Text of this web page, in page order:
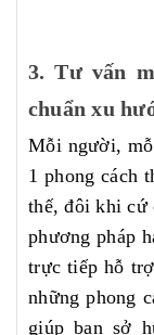
3. Tư vấn
chuẩn xu
Mỗi người,
1 phong cách
thế, đôi khi cứ
phương pháp
trực tiếp hỗ
những phong
giúp bạn sở